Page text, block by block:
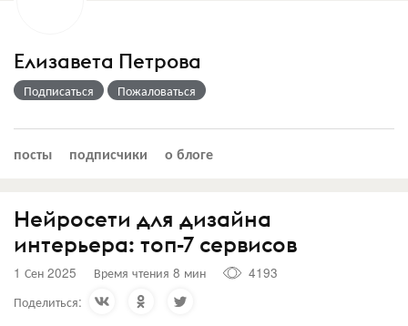
Елизавета Петрова
Подписаться Пожаловаться
посты подписчики о блоге
Нейросети для дизайна
интерьера: топ-7 сервисов
1 Сен 2025 Время чтения 8 мин
4193
Поделиться: